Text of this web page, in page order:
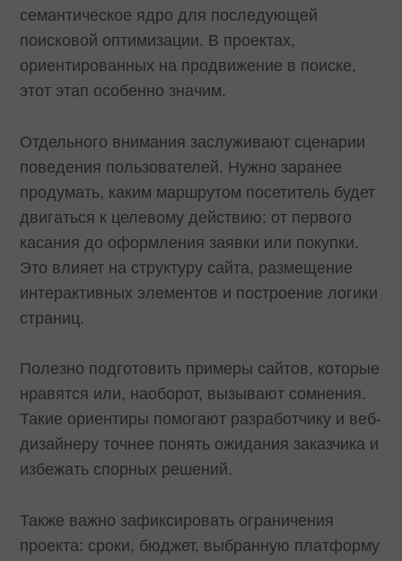
семантическое ядро для последующей
поисковой оптимизации. В проектах,
ориентированных на продвижение в поиске,
этот этап особенно значим.
Отдельного внимания заслуживают сценарии
поведения пользователей. Нужно заранее
продумать, каким маршрутом посетитель будет
двигаться к целевому действию: от первого
касания до оформления заявки или покупки.
Это влияет на структуру сайта, размещение
интерактивных элементов и построение логики
страниц.
Полезно подготовить примеры сайтов, которые
нравятся или, наоборот, вызывают сомнения.
Такие ориентиры помогают разработчику и веб-
дизайнеру точнее понять ожидания заказчика и
избежать спорных решений.
Также важно зафиксировать ограничения
проекта: сроки, бюджет, выбранную платформу